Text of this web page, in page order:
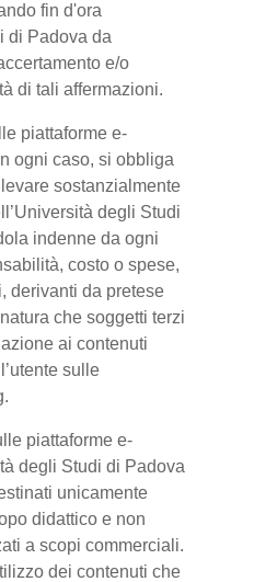
fin d'ora
di Padova da
e/o
di tali affermazioni.
piattaforme e-
ogni caso, si obbliga
sostanzialmente
degli Studi
indenne da ogni
costo o spese,
derivanti da pretese
che soggetti terzi
ai contenuti
sulle
piattaforme e-
degli Studi di Padova
unicamente
didattico e non
a scopi commerciali.
dei contenuti che